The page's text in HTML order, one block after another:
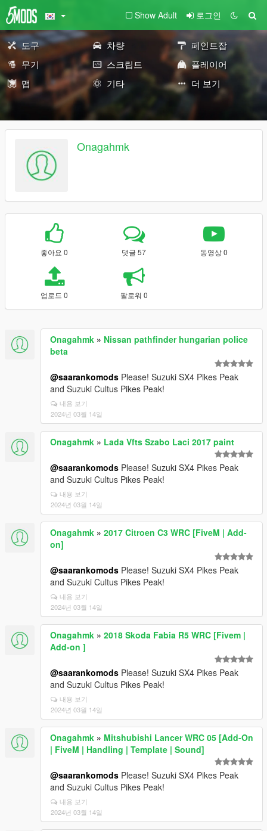
Show Adult 로그인
도구 차량
페인트잡
무기
스크립트
플레이어
맵
기타 더 보기
Onagahmk
좋아요 0 댓글 57 동영상 0
업로드 0 팔로워 0
Onagahmk » Nissan pathfinder hungarian police
beta
@saarankomods Please! Suzuki SX4 Pikes Peak
and Suzuki Cultus Pikes Peak!
내용 보기
2024년 03월 14일
Onagahmk » Lada Vfts Szabo Laci 2017 paint
@saarankomods Please! Suzuki SX4 Pikes Peak
and Suzuki Cultus Pikes Peak!
내용 보기
2024년 03월 14일
Onagahmk » 2017 Citroen C3 WRC [FiveM | Add-
on]
@saarankomods Please! Suzuki SX4 Pikes Peak
and Suzuki Cultus Pikes Peak!
내용 보기
2024년 03월 14일
Onagahmk » 2018 Skoda Fabia R5 WRC [Fivem |
Add-on ]
@saarankomods Please! Suzuki SX4 Pikes Peak
and Suzuki Cultus Pikes Peak!
내용 보기
2024년 03월 14일
Onagahmk » Mitshubishi Lancer WRC 05 [Add-On
| FiveM | Handling | Template | Sound]
@saarankomods Please! Suzuki SX4 Pikes Peak
and Suzuki Cultus Pikes Peak!
내용 보기
2024년 03월 14일